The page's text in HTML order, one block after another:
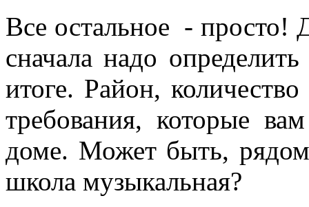
Все остальное - просто!
сначала надо
итоге. Район,
требования, которые
доме. Может быть,
школа музыкальная?